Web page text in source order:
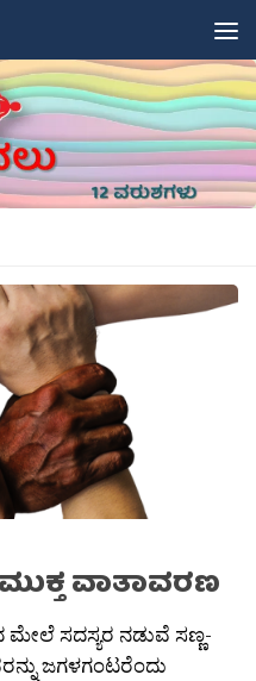
ವಾತಾವರಣ
ಸದಸ್ಯರ ನಡುವೆ ಸಣ್ಣ-
ಜಗಳಗಂಟರೆಂದು